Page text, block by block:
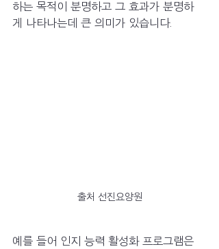
하는 목적이 분명하고 그 효과가 분명하
게 나타나는데 큰 의미가 있습니다.
출처 선진요양원
예를 들어 인지 능력 활성화 프로그램은